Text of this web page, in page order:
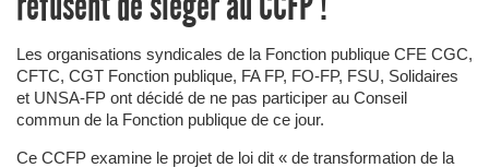
Les organisations syndicales de la Fonction publique CFE CGC,
CFTC, CGT Fonction publique, FA FP, FO-FP, FSU, Solidaires
et UNSA-FP ont décidé de ne pas participer au Conseil
commun de la Fonction publique de ce jour.
Ce CCFP examine le projet de loi dit « de transformation de la